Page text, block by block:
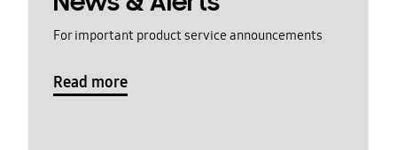
For important product service announcements
Read more